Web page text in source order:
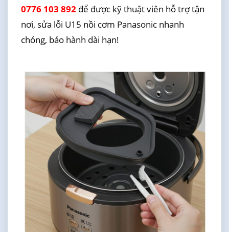
0776 103 892để được kỹ thuật viên hỗ trợ tận
nơi, sửa lỗi U15 nồi cơm Panasonic nhanh
chóng, bảo hành dài hạn!